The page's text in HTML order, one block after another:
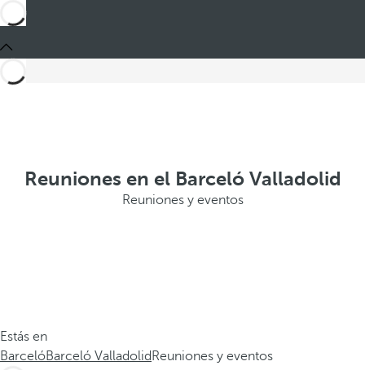
Reuniones en el Barceló Valladolid
Reuniones y eventos
Estás en
BarcelóBarceló Valladolid Reuniones y eventos